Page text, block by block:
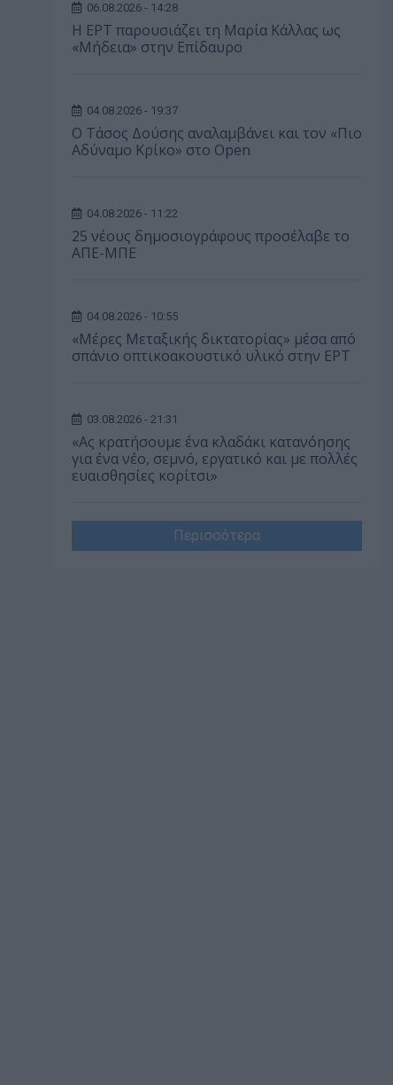
06.08.2026 - 14:28
Η ΕΡΤ παρουσιάζει τη Μαρία Κάλλας ως
«Μήδεια» στην Επίδαυρο
04.08.2026 - 19:37
Ο Τάσος Δούσης αναλαμβάνει και τον «Πιο
Αδύναμο Κρίκο» στο Open
04.08.2026 - 11:22
25 νέους δημοσιογράφους προσέλαβε το
ΑΠΕ-ΜΠΕ
04.08.2026 - 10:55
«Μέρες Μεταξικής δικτατορίας» μέσα από
σπάνιο οπτικοακουστικό υλικό στην ΕΡΤ
03.08.2026 - 21:31
«Ας κρατήσουμε ένα κλαδάκι κατανόησης
για ένα νέο, σεμνό, εργατικό και με πολλές
ευαισθησίες κορίτσι»
Περισσότερα